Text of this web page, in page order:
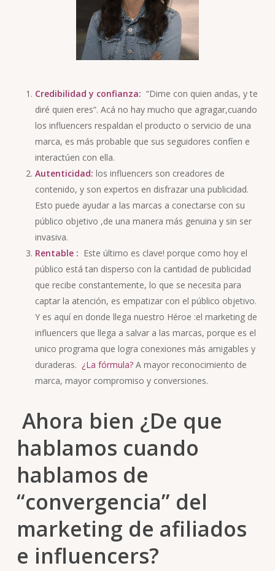
Credibilidad y confianza: “Dime con quien andas, y te
diré quien eres”. Acá no hay mucho que agragar,cuando
los influencers respaldan el producto o servicio de una
marca, es más probable que sus seguidores confíen e
interactúen con ella.
Autenticidad: los influencers son creadores de
contenido, y son expertos en disfrazar una publicidad.
Esto puede ayudar a las marcas a conectarse con su
público objetivo ,de una manera más genuina y sin ser
invasiva.
Rentable : Este último es clave! porque como hoy el
público está tan disperso con la cantidad de publicidad
que recibe constantemente, lo que se necesita para
captar la atención, es empatizar con el público objetivo.
Y es aquí en donde llega nuestro Héroe :el marketing de
influencers que llega a salvar a las marcas, porque es el
unico programa que logra conexiones más amigables y
duraderas. ¿La fórmula?A mayor reconocimiento de
marca, mayor compromiso y conversiones.
Ahora bien ¿De que
hablamos cuando
hablamos de
“convergencia” del
marketing de afiliados
e influencers?